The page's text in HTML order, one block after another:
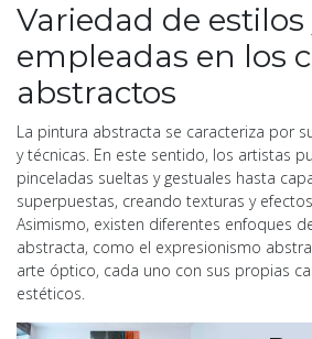
Variedad de
empleadas en los
abstractos
La pintura abstracta se caracteriza por
y técnicas. En este sentido, los artistas
pinceladas sueltas y gestuales hasta
superpuestas, creando texturas y
Asimismo, existen diferentes enfoques
abstracta, como el expresionismo
arte óptico, cada uno con sus propias
estéticos.